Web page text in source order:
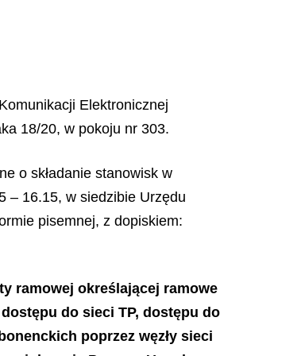
Elektronicznej
18/20, w pokoju nr 303.
o składanie stanowisk w
– 16.15, w siedzibie Urzędu
pisemnej, z dopiskiem:
ramowej określającej ramowe
do sieci TP, dostępu do
poprzez węzły sieci